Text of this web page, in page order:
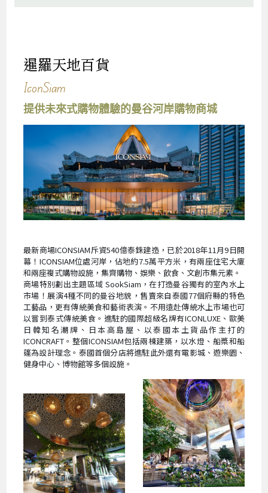
暹羅天地百貨
IconSiam
提供未來式購物體驗的曼谷河岸購物商城
最新商場ICONSIAM斥資540億泰銖建造，已於2018年11月9日開
幕！ICONSIAM位處河岸，佔地約7.5萬平方米，有兩座住宅大廈
和兩座複式購物設施，集齊購物、娛樂、飲食、文創市集元素。
商場特別劃出主題區域 SookSiam，在打造曼谷獨有的室內水上
市場！展演4種不同的曼谷地貌，售賣來自泰國77個府縣的特色
工藝品，更有傳統美食和藝術表演。不用遠赴傳統水上市場也可
以嘗到泰式傳統美食。進駐的國際超級名牌有ICONLUXE、歐美
日韓知名潮牌、日本高島屋、以泰國本土貨品作主打的
ICONCRAFT。整個ICONSIAM包括兩棟建築，以水燈、船槳和船
篷為設計理念。泰國首個分店將進駐此外還有電影城、遊樂園、
健身中心、博物館等多個設施。